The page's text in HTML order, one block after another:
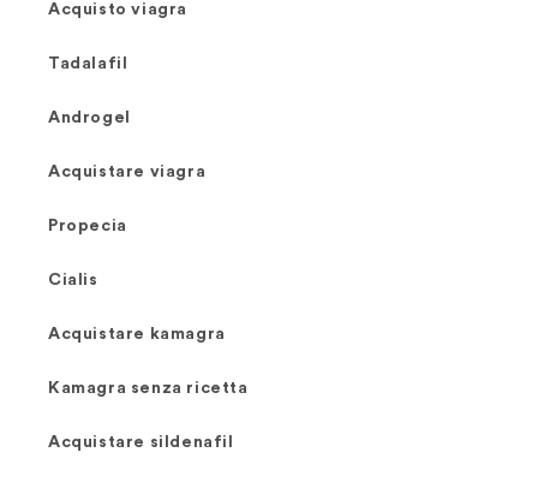
Acquisto viagra
Tadalafil
Androgel
Acquistare viagra
Propecia
Cialis
Acquistare kamagra
Kamagra senza ricetta
Acquistare sildenafil